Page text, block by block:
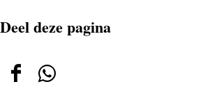
Deel deze pagina
Deel Deel